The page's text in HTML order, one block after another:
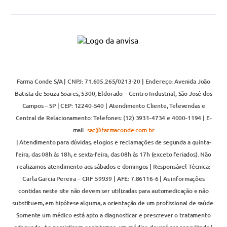
Saber mais
Dúvidas frequentes
Farma Conde S/A | CNPJ: 71.605.265/0213-20 | Endereço: Avenida João
Batista de Souza Soares, 5300, Eldorado – Centro Industrial, São José dos
Campos – SP | CEP: 12240-540 | Atendimento Cliente, Televendas e
Central de Relacionamento: Telefones: (12) 3931-4734 e 4000-1194 | E-
mail:sac@farmaconde.com.br
| Atendimento para dúvidas, elogios e reclamações de segunda a quinta-